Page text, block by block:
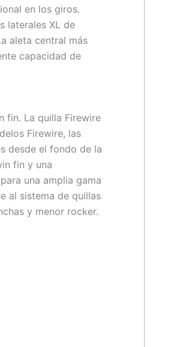
en los giros.
laterales XL de
aleta central más
capacidad de
fin. La quilla Firewire
Firewire, las
desde el fondo de la
fin y una
una amplia gama
al sistema de quillas
y menor rocker.